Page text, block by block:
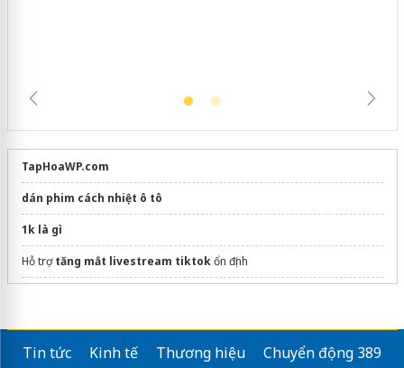
TapHoaWP.com
dán phim cách nhiệt ô tô
1k là gì
Hỗ trợtăng mắt livestream tiktokổn định
Sửa máy rửa bát bosch
Tin tức Kinh tế Thương hiệu
Chuyển động 389